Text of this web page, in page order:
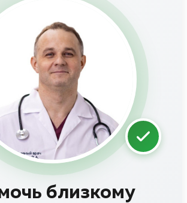
близкому